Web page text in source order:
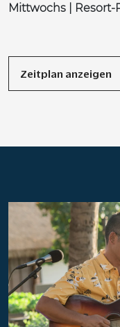
Mittwochs | Resort-
Zeitplan anzeigen